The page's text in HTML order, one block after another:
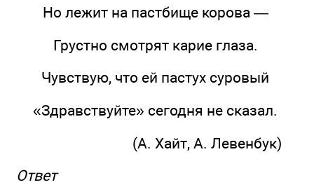
Но лежит на пастбище корова —
Грустно смотрят карие глаза.
Чувствую, что ей пастух суровый
«Здравствуйте» сегодня не сказал.
(А. Хайт, А. Левенбук)
Ответ